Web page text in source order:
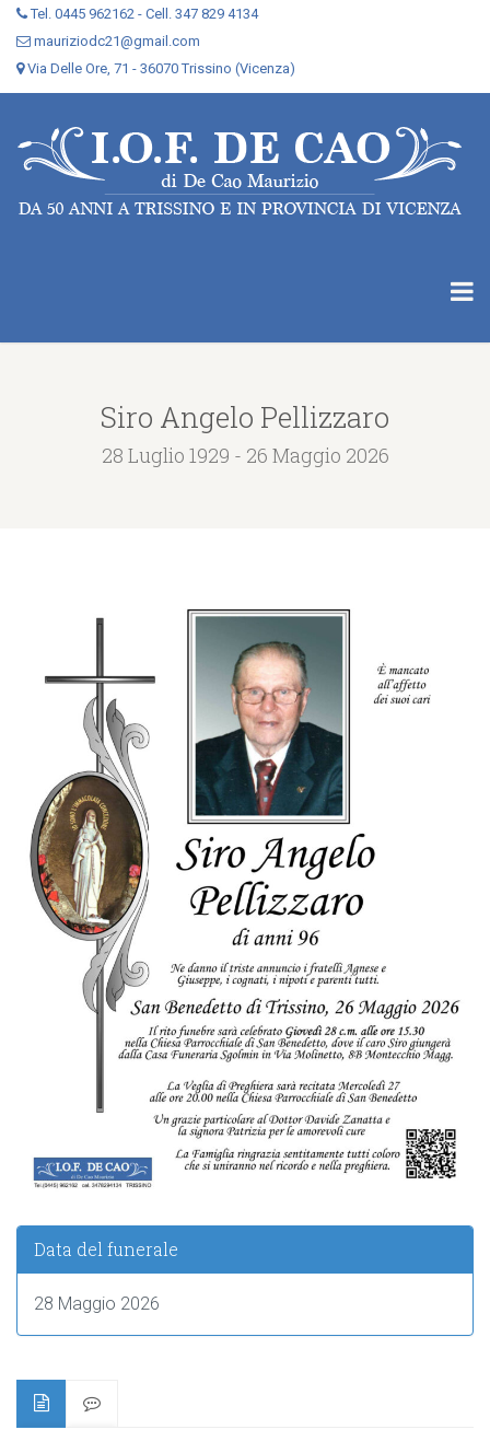
Tel. 0445 962162 - Cell. 347 829 4134
mauriziodc21@gmail.com
Via Delle Ore, 71 - 36070 Trissino (Vicenza)
Siro Angelo Pellizzaro
28 Luglio 1929 - 26 Maggio 2026
Data del funerale
28 Maggio 2026